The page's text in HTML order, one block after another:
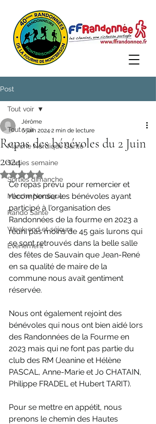
Post
Tout voir
Marche Nordique Santé
Sorties semaine
Sorties dimanche
Marche Nordique
Rando Santé
Week-end et séjours
Evènement
Tout voir
Repas des bénévoles du 2 Juin
2024
Jérôme
6 juin 2024 2 min de lecture
Noté NaN étoiles sur 5.
Ce repas prévu pour remercier et
récompenser les bénévoles ayant
participé à l'organisation des
Randonnées de la fourme en 2023 a
réuni pas moins de 45 gais lurons qui
se sont retrouvés dans la belle salle
des fêtes de Sauvain que Jean-René
en sa qualité de maire de la
commune nous avait gentiment
réservée.
Nous ont également rejoint des
bénévoles qui nous ont bien aidé lors
des Randonnées de la Fourme en
2023 mais qui ne font pas partie du
club des RM (Jeanine et Hélène
PASCAL, Anne-Marie et Jo CHATAIN,
Philippe FRADEL et Hubert TARIT).
Pour se mettre en appétit, nous
prenons le chemin des Hautes